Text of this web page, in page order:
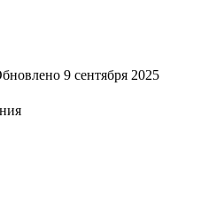
9 сентября 2025